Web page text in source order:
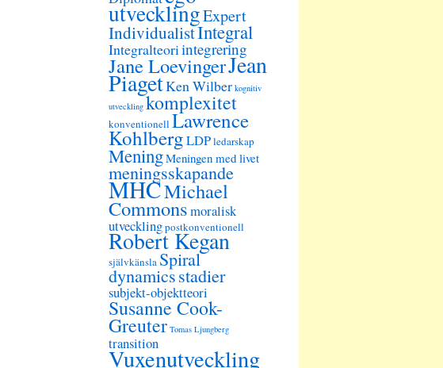
utvecklingExpert
IndividualistIntegral
Integralteoriintegrering
Jane LoevingerJean
PiagetKen Wilber kognitiv
utveckling komplexitet
konventionell Lawrence
KohlbergLDPledarskap
MeningMeningen med livet
meningsskapande
MHCMichael
Commonsmoralisk
utvecklingpostkonventionell
Robert Kegan
självkänsla Spiral
dynamicsstadier
subjekt-objektteori
Susanne Cook-
Greuter Tomas Ljungberg
transition
Vuxenutveckling